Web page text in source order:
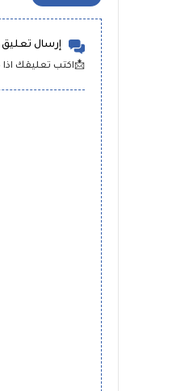
إرسال تعليق
📩اكتب تعليقك